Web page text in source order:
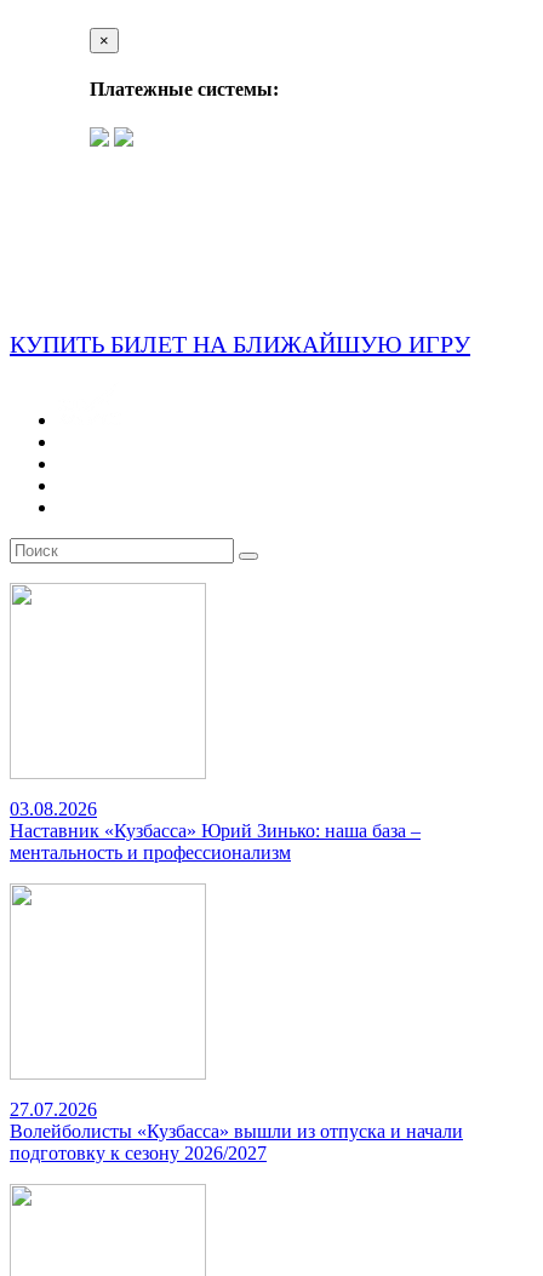
×
Платежные системы:
КУПИТЬ БИЛЕТ НА БЛИЖАЙШУЮ ИГРУ
03.08.2026
Наставник «Кузбасса» Юрий Зинько: наша база –
ментальность и профессионализм
27.07.2026
Волейболисты «Кузбасса» вышли из отпуска и начали
подготовку к сезону 2026/2027